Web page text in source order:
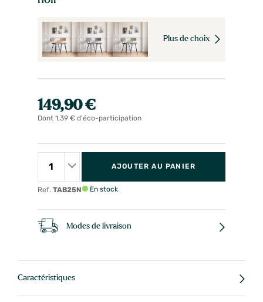
Plus de choix
149,90 €
Dont 1,39 € d'éco-participation
Ref. TAB25N
AJOUTER AU PANIER
En stock
Modes de livraison
Caractéristiques